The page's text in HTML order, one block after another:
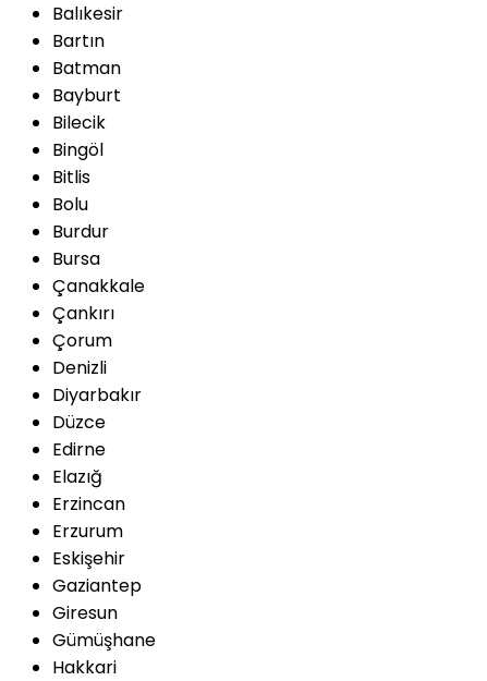
Balıkesir
Bartın
Batman
Bayburt
Bilecik
Bingöl
Bitlis
Bolu
Burdur
Bursa
Çanakkale
Çankırı
Çorum
Denizli
Diyarbakır
Düzce
Edirne
Elazığ
Erzincan
Erzurum
Eskişehir
Gaziantep
Giresun
Gümüşhane
Hakkari